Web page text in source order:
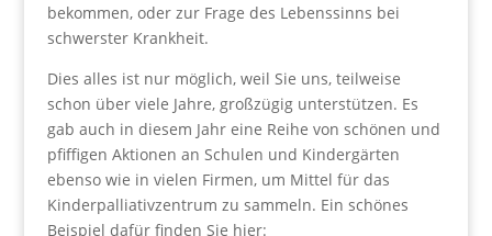
bekommen, oder zur Frage des Lebenssinns bei
schwerster Krankheit.
Dies alles ist nur möglich, weil Sie uns, teilweise
schon über viele Jahre, großzügig unterstützen. Es
gab auch in diesem Jahr eine Reihe von schönen und
pfiffigen Aktionen an Schulen und Kindergärten
ebenso wie in vielen Firmen, um Mittel für das
Kinderpalliativzentrum zu sammeln. Ein schönes
Beispiel dafür finden Sie hier: